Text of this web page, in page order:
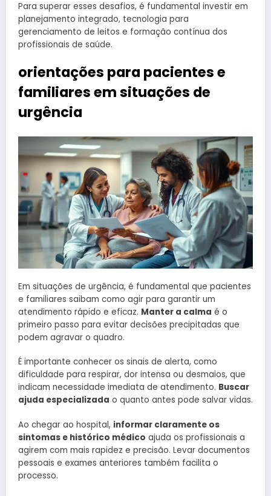
Para superar esses desafios, é fundamental investir em
planejamento integrado, tecnologia para
gerenciamento de leitos e formação contínua dos
profissionais de saúde.
orientações para pacientes e
familiares em situações de
urgência
Em situações de urgência, é fundamental que pacientes
e familiares saibam como agir para garantir um
atendimento rápido e eficaz. Manter a calma é o
primeiro passo para evitar decisões precipitadas que
podem agravar o quadro.
É importante conhecer os sinais de alerta, como
dificuldade para respirar, dor intensa ou desmaios, que
indicam necessidade imediata de atendimento. Buscar
ajuda especializada o quanto antes pode salvar vidas.
Ao chegar ao hospital, informar claramente os
sintomas e histórico médico ajuda os profissionais a
agirem com mais rapidez e precisão. Levar documentos
pessoais e exames anteriores também facilita o
processo.